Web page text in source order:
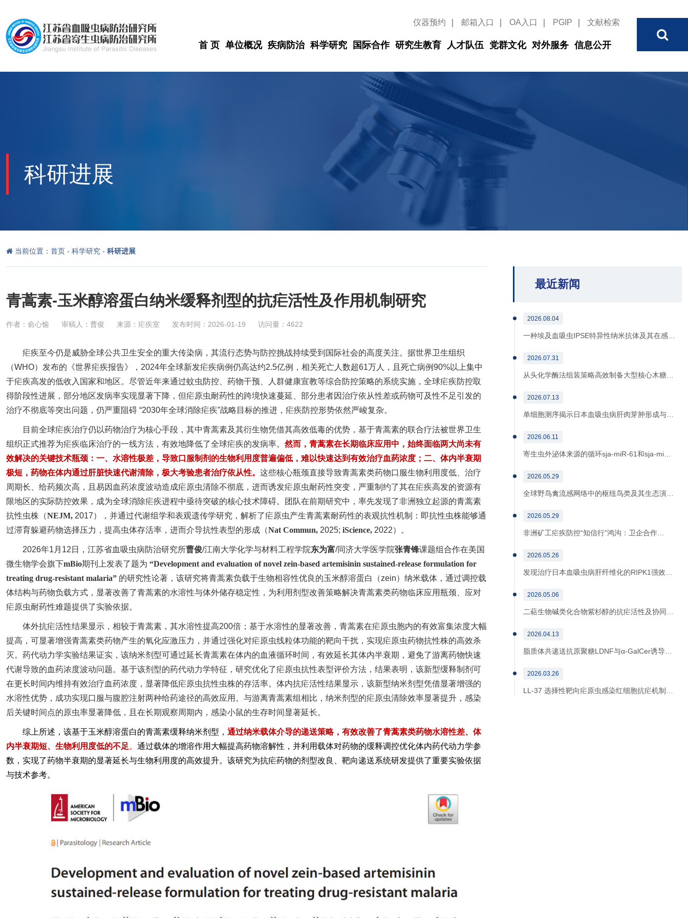
仪器预约 邮箱入口 OA入口 PGIP 文献检索
首 页 单位概况 疾病防治 科学研究 国际合作 研究生教育 人才队伍 党群文化 对外服务 信息公开
科研进展
当前位置： 首页 - 科学研究 - 科研进展
青蒿素-玉米醇溶蛋白纳米缓释剂型的抗疟活性及作用机制研究
作者：俞心愉 审稿人：曹俊 来源：疟疾室 发布时间：2026-01-19 访问量：4622
疟疾至今仍是威胁全球公共卫生安全的重大传染病，其流行态势与防控挑战持续受到国际社会的高度关注。据世界卫生组织
（WHO）发布的《世界疟疾报告》，2024年全球新发疟疾病例仍高达约2.5亿例，相关死亡人数超61万人，且死亡病例90%以上集中
于疟疾高发的低收入 国家和地区。尽管近年来通过蚊虫防控、药物干预、人群健康宣教等综合防控策略的系统实施，全球疟疾防控取
得阶段性进展，部分地区发病率实现显著下降，但疟原虫耐药性的跨境快速蔓延、部分患者因治疗依从性差或药物可及性不足引发的
治疗不彻底等突出问题，仍严重阻碍 “2030年全球消除疟疾”战略目标的推进，疟疾防控形势依然严峻复杂。
目前全球疟疾治疗仍以药物治疗为核心手段，其中青蒿素及其衍生物凭借其高效低毒的优势，基于青蒿素的联合疗法被世界卫生
组织正式推荐为疟疾临床治疗的一线方法，有效地降低了全球疟疾的发病率。 然而，青蒿素在长期临床应用中，始终面临两大尚未有
效解决的关键技术瓶颈：一、水溶性极差，导致口服制剂的生物利用度普遍偏低，难以快速达到有效治疗血药浓度；二、体内半衰期
极短，药物在体内通过肝脏快速代谢清除，极大考验患者治疗依从性。 这些核心瓶颈直接导致青蒿素类药物口服生物利用度低、治疗
周期长、给药频次高，且易因血药浓度波动造成疟原虫清除不彻底，进而诱发疟原虫耐药性突变，严重制约了其在疟疾高发的资源有
限地区的实际防控效果，成为全球消除疟疾进程中亟待突破的核心技术障碍。团队在前期研究中，率先发现了非洲独立起源的青蒿素
抗性虫株（NEJM, 2017），并通过代谢组学和表观遗传学研究，解析了疟原虫产生青蒿素耐药性的表观抗性机制：即抗性虫株能够通
过滞育躲避药物选择压力，提高虫体存活率，进而介导抗性表型的形成（Nat Commun, 2025; iScience, 2022）。
2026年1月12日，江苏省血吸虫病防治研究所曹俊/江南大学化学与材料工程学院东为富/同济大学医学院张青锋课题组合作在美国
微生物学会旗下mBio期刊上发表了题为 “Development and evaluation of novel zein-based artemisinin sustained-release formulation for
treating drug-resistant malaria” 的研究性论著，该研究将青蒿素负载于生物相容性优良的玉米醇溶蛋白（zein）纳米载体，通过调控载
体结构与药物负载方式，显著改善了青蒿素的水溶性与体外储存稳定性，为利用剂型改善策略解决青蒿素类药物临床应用瓶颈、应对
疟原虫耐药性难题提供了实验依据。
体外抗疟活性结果显示，相较于青蒿素，其水溶性提高200倍；基于水溶性的显著改善，青蒿素在疟原虫胞内的有效富集浓度大幅
提高，可显著增强青蒿素类药物产生的氧化应激压力，并通过强化对疟原虫线粒体功能的靶向干扰，实现疟原虫药物抗性株的高效杀
灭。药代动力学实验结果证实，该纳米剂型可通过延长青蒿素在体内的血液循环时间，有效延长其体内半衰期，避免了游离药物快速
代谢导致的血药浓度波动问题。基于该剂型的药代动力学特征，研究优化了疟原虫抗性表型评价方法，结果表明，该新型缓释制剂可
在更长时间内维持有效治疗血药浓度，显著降低疟原虫抗性虫株的存活率。体内抗疟活性结果显示，该新型纳米剂型凭借显著增强的
水溶性优势，成功实现口服与腹腔注射两种给药途径的高效应用。与游离青蒿素组相比，纳米剂型的疟原虫清除效率显著提升，感染
后关键时间点的原虫率显著降低，且在长期观察周期内，感染小鼠的生存时间显著延长。
综上所述，该基于玉米醇溶蛋白的青蒿素缓释纳米剂型， 通过纳米载体介导的递送策略，有效改善了青蒿素类药物水溶性差、体
内半衰期短、生物利用度低的不足。 通过载体的增溶作用大幅提高药物溶解性，并利用载体对药物的缓释调控优化体内药代动力学参
数，实现了药物半衰期的显著延长与生物利用度的高效提升。该研究为抗疟药物的剂型改良、靶向递送系统研发提供了重要实验依据
与技术参考。
最近新闻
2026.08.04
一种埃及血吸虫IPSE特异性纳米抗体及其在感…
2026.07.31
从头化学酶法组装策略高效制备大型核心木糖…
2026.07.13
单细胞测序揭示日本血吸虫病肝肉芽肿形成与…
2026.06.11
寄生虫外泌体来源的循环sja-miR-61和sja-mi…
2026.05.29
全球野鸟禽流感网络中的枢纽鸟类及其生态演…
2026.05.29
非洲矿工疟疾防控“知信行”鸿沟：卫企合作…
2026.05.26
发现治疗日本血吸虫病肝纤维化的RIPK1强效…
2026.05.06
二萜生物碱类化合物紫杉醇的抗疟活性及协同…
2026.04.13
脂质体共递送抗原聚糖LDNF与α-GalCer诱导…
2026.03.26
LL-37 选择性靶向疟原虫感染红细胞抗疟机制…